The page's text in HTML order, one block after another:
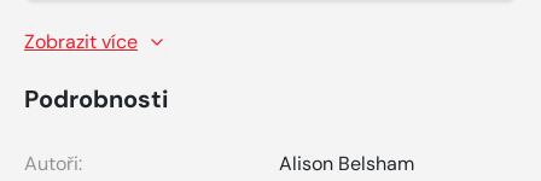
Zobrazit více
Podrobnosti
Autoři:
Alison Belsham